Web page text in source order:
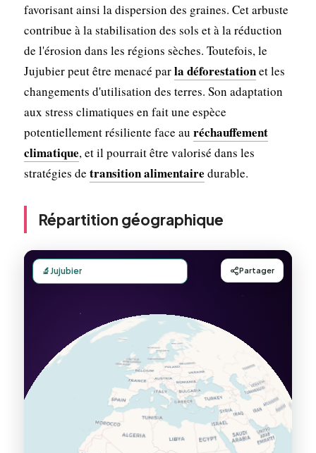
favorisant ainsi la dispersion des graines. Cet arbuste
contribue à la stabilisation des sols et à la réduction
de l'érosion dans les régions sèches. Toutefois, le
Jujubier peut être menacé parla déforestationet les
changements d'utilisation des terres. Son adaptation
aux stress climatiques en fait une espèce
potentiellement résiliente face au réchauffement
climatique, et il pourrait être valorisé dans les
stratégies de transition alimentaire durable.
Répartition géographique